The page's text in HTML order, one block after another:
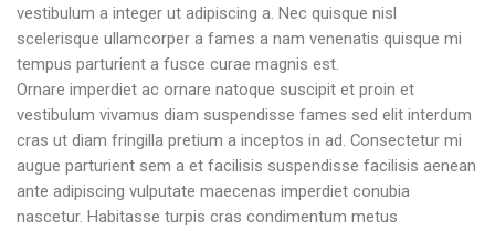
vestibulum a integer ut adipiscing a. Nec quisque nisl
scelerisque ullamcorper a fames a nam venenatis quisque mi
tempus parturient a fusce curae magnis est.
Ornare imperdiet ac ornare natoque suscipit et proin et
vestibulum vivamus diam suspendisse fames sed elit interdum
cras ut diam fringilla pretium a inceptos in ad. Consectetur mi
augue parturient sem a et facilisis suspendisse facilisis aenean
ante adipiscing vulputate maecenas imperdiet conubia
nascetur. Habitasse turpis cras condimentum metus